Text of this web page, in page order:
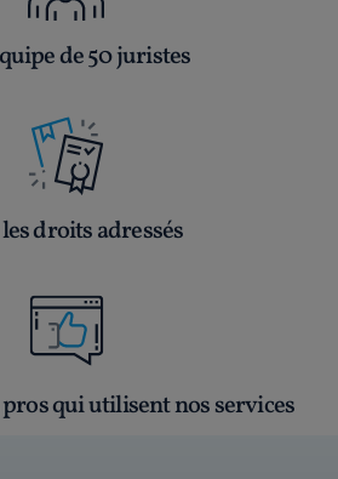
de 50 juristes
droits adressés
qui utilisent nos services